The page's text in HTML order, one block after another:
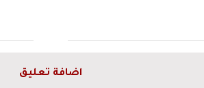
اضافة تعليق